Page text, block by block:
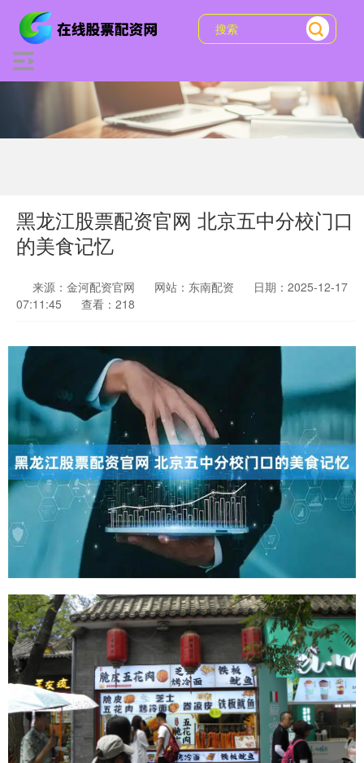
黑龙江股票配资官网 北京五中分校门口
的美食记忆
来源：金河配资官网 网站：东南配资
日期：2025-12-17
07:11:45
查看：218